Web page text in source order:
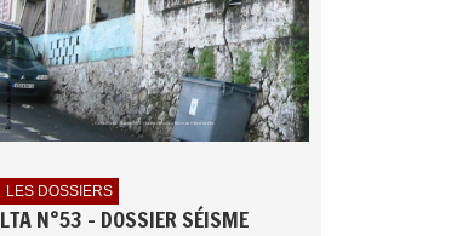
LES DOSSIERS
LTA N°53 - DOSSIER SÉISME